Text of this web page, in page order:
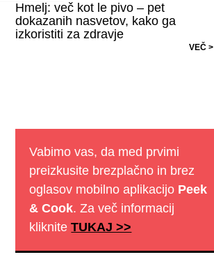
Hmelj: več kot le pivo – pet
dokazanih nasvetov, kako ga
izkoristiti za zdravje
VEČ >
Vabimo vas, da med prvimi
preizkusite brezplačno in brez
oglasov mobilno aplikacijo Peek
& Cook. Za več informacij
klikniteTUKAJ >>